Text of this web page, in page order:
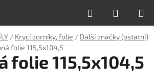
Hledat
KOŠÍK
/ Krycí zorníky, folie / Další značky (ostatní)
folie 115,5x104,5
folie 115,5x104,5